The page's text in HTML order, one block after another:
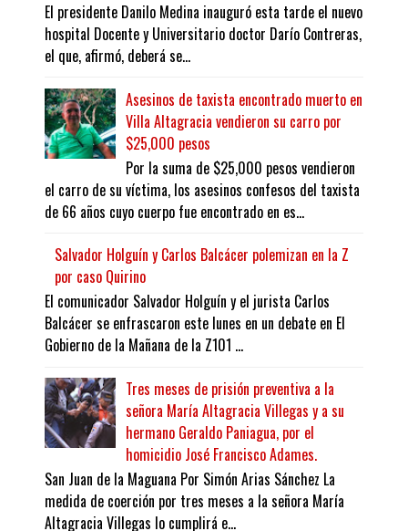
El presidente Danilo Medina inauguró esta tarde el nuevo
hospital Docente y Universitario doctor Darío Contreras,
el que, afirmó, deberá se...
Asesinos de taxista encontrado muerto en
Villa Altagracia vendieron su carro por
$25,000 pesos
Por la suma de $25,000 pesos vendieron
el carro de su víctima, los asesinos confesos del taxista
de 66 años cuyo cuerpo fue encontrado en es...
Salvador Holguín y Carlos Balcácer polemizan en la Z
por caso Quirino
El comunicador Salvador Holguín y el jurista Carlos
Balcácer se enfrascaron este lunes en un debate en El
Gobierno de la Mañana de la Z101 ...
Tres meses de prisión preventiva a la
señora María Altagracia Villegas y a su
hermano Geraldo Paniagua, por el
homicidio José Francisco Adames.
San Juan de la Maguana Por Simón Arias Sánchez La
medida de coerción por tres meses a la señora María
Altagracia Villegas lo cumplirá e...